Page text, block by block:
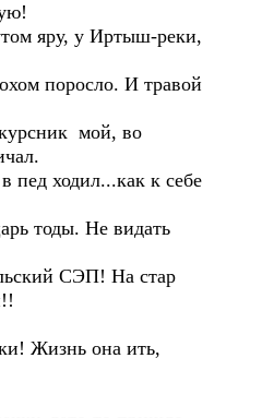
яру, у Иртыш-реки,
поросло. И травой
мой, во
пед ходил...как к себе
тоды. Не видать
СЭП! На стар
Жизнь она ить,